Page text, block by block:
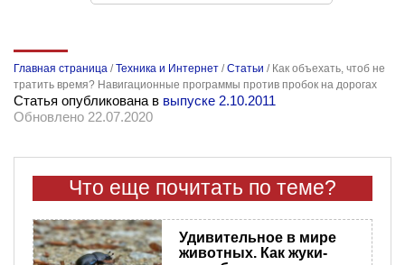
Главная страница /Техника и Интернет /Статьи / Как объехать, чтоб не
тратить время? Навигационные программы против пробок на дорогах
Статья опубликована в выпуске 2.10.2011
Обновлено 22.07.2020
Что еще почитать по теме?
Удивительное в мире
животных. Как жуки-